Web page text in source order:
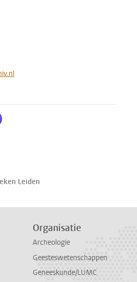
WhatsApp
via Mastodon
Leiden
Organisatie
Archeologie
Geesteswetenschappen
Geneeskunde/LUMC